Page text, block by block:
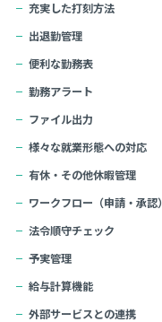
充実した打刻方法
出退勤管理
便利な勤務表
勤務アラート
ファイル出力
様々な就業形態への対応
有休・その他休暇管理
ワークフロー（申請・承認）
法令順守チェック
予実管理
給与計算機能
外部サービスとの連携